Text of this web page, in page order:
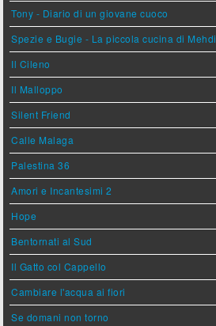
Tony - Diario di un giovane cuoco
Spezie e Bugie - La piccola cucina di Mehdi
Il Cileno
Il Malloppo
Silent Friend
Calle Malaga
Palestina 36
Amori e Incantesimi 2
Hope
Bentornati al Sud
Il Gatto col Cappello
Cambiare l'acqua ai fiori
Se domani non torno